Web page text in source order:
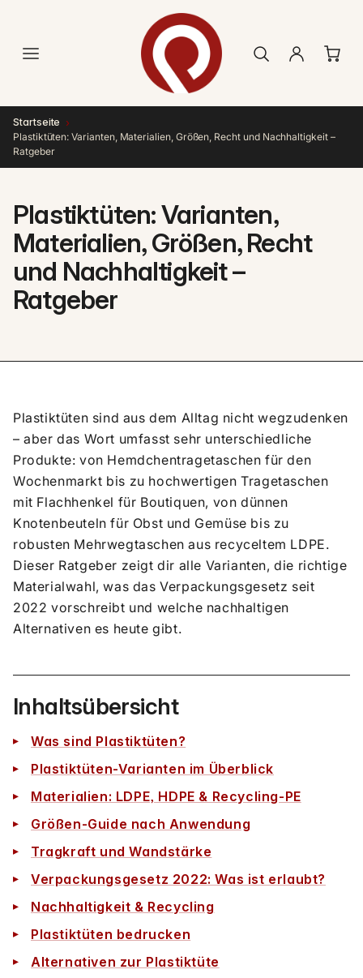
Startseite ›
Plastiktüten: Varianten, Materialien, Größen, Recht und Nachhaltigkeit –
Ratgeber
Plastiktüten: Varianten,
Materialien, Größen, Recht
und Nachhaltigkeit –
Ratgeber
Plastiktüten sind aus dem Alltag nicht wegzudenken
– aber das Wort umfasst sehr unterschiedliche
Produkte: von Hemdchentragetaschen für den
Wochenmarkt bis zu hochwertigen Tragetaschen
mit Flachhenkel für Boutiquen, von dünnen
Knotenbeuteln für Obst und Gemüse bis zu
robusten Mehrwegtaschen aus recyceltem LDPE.
Dieser Ratgeber zeigt dir alle Varianten, die richtige
Materialwahl, was das Verpackungsgesetz seit
2022 vorschreibt und welche nachhaltigen
Alternativen es heute gibt.
Inhaltsübersicht
Was sind Plastiktüten?
Plastiktüten-Varianten im Überblick
Materialien: LDPE, HDPE & Recycling-PE
Größen-Guide nach Anwendung
Tragkraft und Wandstärke
Verpackungsgesetz 2022: Was ist erlaubt?
Nachhaltigkeit & Recycling
Plastiktüten bedrucken
Alternativen zur Plastiktüte